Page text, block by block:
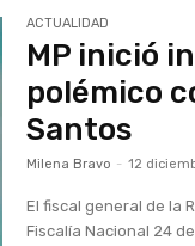
ACTUALIDAD
MP inició
polémico
Santos
Milena Bravo - 12
El fiscal general de la
Fiscalía Nacional 24